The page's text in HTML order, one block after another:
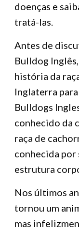
doenças e
tratá-las.
Antes de
Bulldog
história da
Inglaterra
Bulldogs
conhecido da
raça de
conhecida por
estrutura
Nos últimos
tornou um
mas